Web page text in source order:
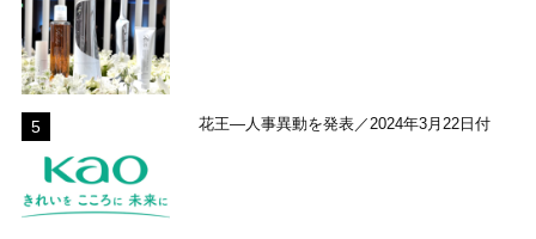
花王―人事異動を発表／2024年3月22日付